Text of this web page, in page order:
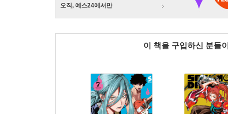
오직, 예스24에서만
이 책을 구입하신 분들이